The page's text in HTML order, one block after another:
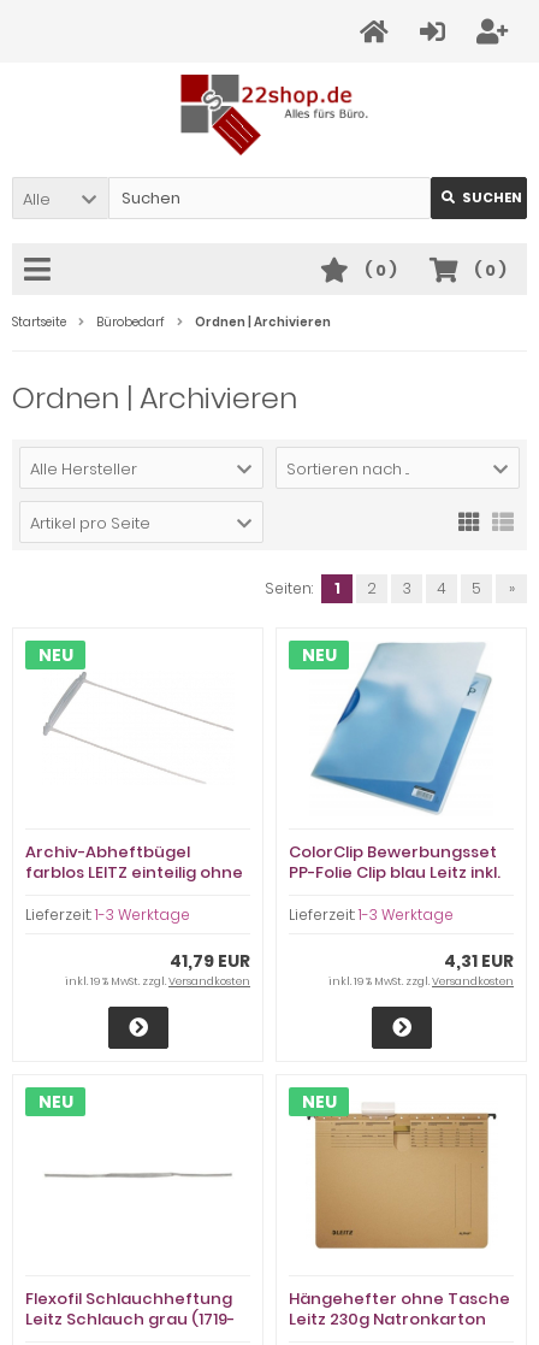
Alle SUCHEN
( 0)
( 0)
Startseite Bürobedarf Ordnen | Archivieren
Ordnen | Archivieren
Alle Hersteller Sortieren nach ...
Artikel pro Seite
Seiten: 1 2 3 4 5 »
NEU
Archiv-Abheftbügel
farblos LEITZ einteilig ohne
70mm
Lieferzeit:1-3 Werktage
41,79 EUR
inkl. 19 % MwSt. zzgl.Versandkosten
NEU
ColorClip Bewerbungsset
PP-Folie Clip blau Leitz inkl.
Lieferzeit:1-3 Werktage
4,31 EUR
inkl. 19 % MwSt. zzgl.Versandkosten
NEU
Flexofil Schlauchheftung
Leitz Schlauch grau (1719-
NEU
Hängehefter ohne Tasche
Leitz 230g Natronkarton